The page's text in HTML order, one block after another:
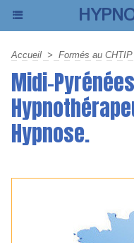
Accueil > Formés au
Midi-
Hypnose.